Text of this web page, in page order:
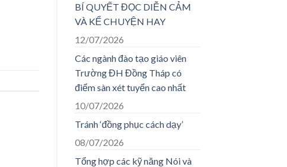
BÍ QUYẾT ĐỌC DIỄN CẢM
VÀ KỂ CHUYỆN HAY
12/07/2026
Các ngành đào tạo giáo viên
Trường ĐH Đồng Tháp có
điểm sàn xét tuyển cao nhất
10/07/2026
Tránh ‘đồng phục cách dạy’
08/07/2026
Tổng hợp các kỹ năng Nói và